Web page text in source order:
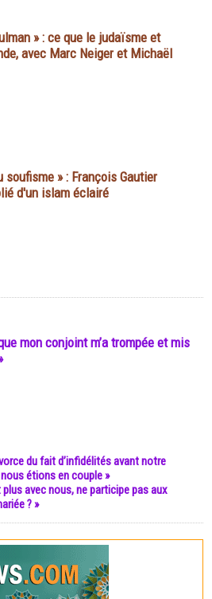
» : ce que le judaïsme et
avec Marc Neiger et Michaël
soufisme » : François Gautier
d'un islam éclairé
mon conjoint m’a trompée et mis
du fait d’infidélités avant notre
étions en couple »
plus avec nous, ne participe pas aux
? »